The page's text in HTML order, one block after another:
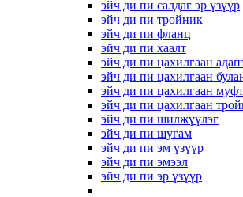
эйч ди пи салдаг эр үзүүр
эйч ди пи тройник
эйч ди пи фланц
эйч ди пи хаалт
эйч ди пи цахилгаан
эйч ди пи цахилгаан
эйч ди пи цахилгаан муфт
эйч ди пи цахилгаан
эйч ди пи шилжүүлэг
эйч ди пи шугам
эйч ди пи эм үзүүр
эйч ди пи эмээл
эйч ди пи эр үзүүр